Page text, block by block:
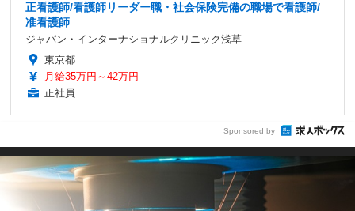
正看護師/看護師リーダー職・社会保険完備の職場で看護師/
准看護師
ジャパン・インターナショナルクリニック浅草
東京都
月給35万円～42万円
正社員
Sponsored by